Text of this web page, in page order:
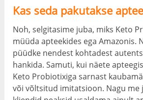
Kas seda pakutakse
Noh, selgitasime juba, miks Keto
müüda apteekides ega Amazonis.
püüdke nendest kohtadest
hankida. Samuti, kui näete
Keto Probiotixiga sarnast
või võltsitud imitatsioon. Nagu me